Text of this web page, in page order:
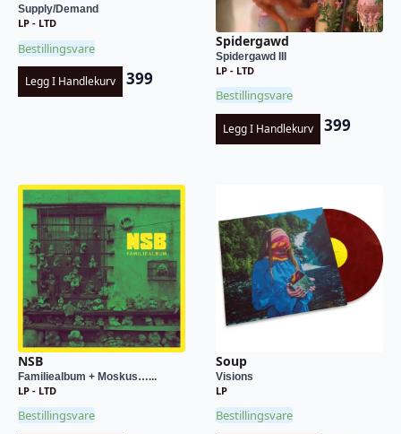
Supply/Demand
LP - LTD
Bestillingsvare
Legg I Handlekurv 399
Spidergawd
Spidergawd III
LP - LTD
Bestillingsvare
Legg I Handlekurv 399
NSB
Familiealbum + Moskus…...
LP - LTD
Bestillingsvare
Soup
Visions
LP
Bestillingsvare